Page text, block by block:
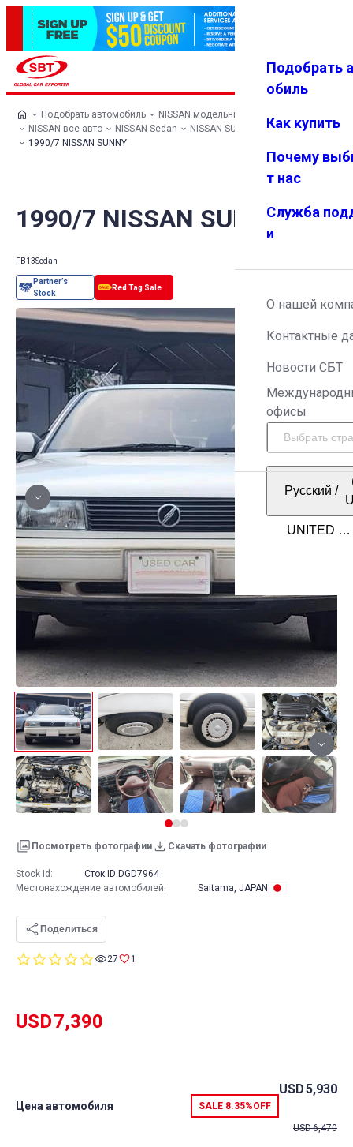
Избранн
Меню
Подобрать
обиль
Как купить
Почему
т нас
Служба
и
О нашей
Контактные
Новости СБТ
офисы
Русский /
Подобрать автомобиль
NISSAN модельный ряд
NISSAN все авто
NISSAN Sedan
NISSAN SUNNY
1990/7 NISSAN SUNNY
1990/7 NISSAN SUNNY
FB13Sedan
Посмотреть фотографии Скачать фотографии
0.027 1
USD7,390
Цена автомобиля SALE 8.35%OFF
USD5,930
USD6,470
Stock Id: Сток ID: DGD7964
Местонахождение автомобилей: Saitama, JAPAN
Поделиться